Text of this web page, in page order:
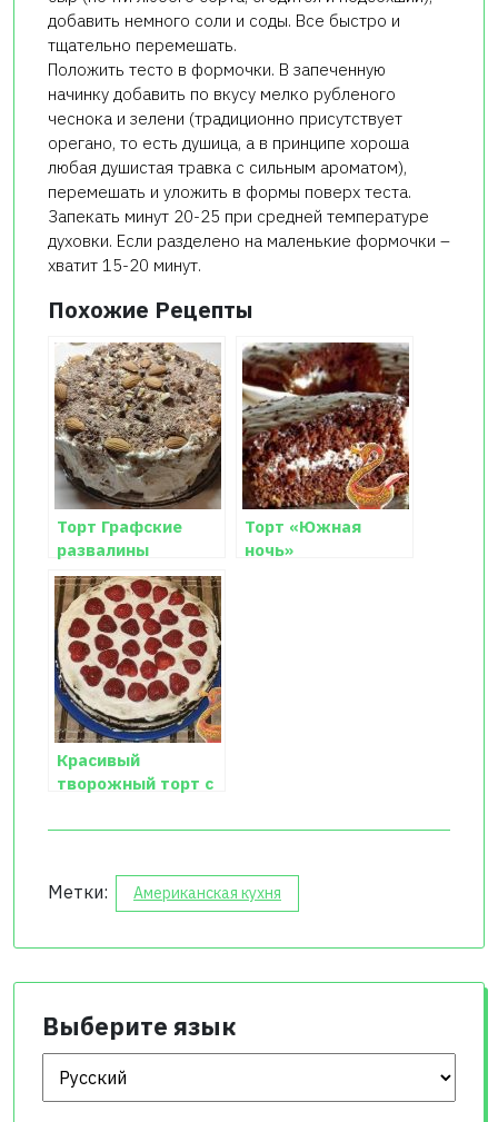
добавить немного соли и соды. Все быстро и
тщательно перемешать.
Положить тесто в формочки. В запеченную
начинку добавить по вкусу мелко рубленого
чеснока и зелени (традиционно присутствует
орегано, то есть душица, а в принципе хороша
любая душистая травка с сильным ароматом),
перемешать и уложить в формы поверх теста.
Запекать минут 20-25 при средней температуре
духовки. Если разделено на маленькие формочки –
хватит 15-20 минут.
Похожие Рецепты
Торт Графские
развалины
Торт «Южная
ночь»
Красивый
творожный торт с
Метки: Американская кухня
Выберите язык
Выберите язык